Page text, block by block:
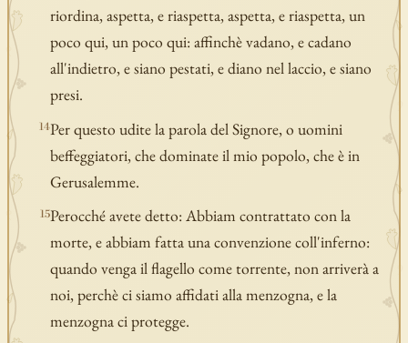
riordina, aspetta, e riaspetta, aspetta, e riaspetta, un
poco qui, un poco qui: affinchè vadano, e cadano
all'indietro, e siano pestati, e diano nel laccio, e siano
presi.
14Per questo udite la parola del Signore, o uomini
beffeggiatori, che dominate il mio popolo, che è in
Gerusalemme.
15Perocché avete detto: Abbiam contrattato con la
morte, e abbiam fatta una convenzione coll'inferno:
quando venga il flagello come torrente, non arriverà a
noi, perchè ci siamo affidati alla menzogna, e la
menzogna ci protegge.